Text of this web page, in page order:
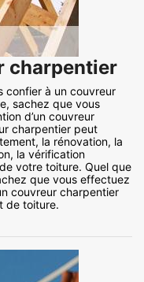
charpentier
confier à un couvreur
sachez que vous
d’un couvreur
charpentier peut
la rénovation, la
la vérification
votre toiture. Quel que
que vous effectuez
couvreur charpentier
de toiture.